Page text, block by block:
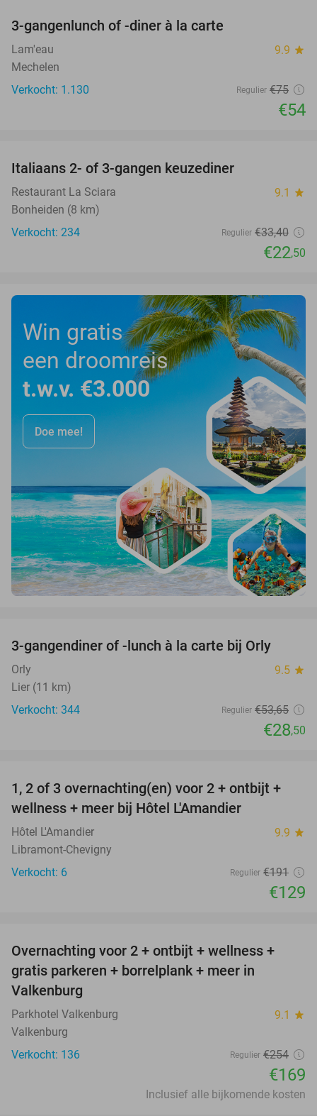
3-gangenlunch of -diner à la carte
Lam'eau 9.9 star
Mechelen
Verkocht: 1.130
Regulier €75
€54
Italiaans 2- of 3-gangen keuzediner
Restaurant La Sciara 9.1 star
Bonheiden (8 km)
Verkocht: 234
Regulier €33,40
€22,50
Win gratis
een droomreis
t.w.v. €3.000
Doe mee!
3-gangendiner of -lunch à la carte bij Orly
Orly 9.5 star
Lier (11 km)
Verkocht: 344
Regulier €53,65
€28,50
32%
TODAY
1, 2 of 3 overnachting(en) voor 2 + ontbijt +
wellness + meer bij Hôtel L'Amandier
Hôtel L'Amandier 9.9 star
Libramont-Chevigny
Verkocht: 6
Regulier €191
€129
33%
Overnachting voor 2 + ontbijt + wellness +
gratis parkeren + borrelplank + meer in
Valkenburg
Parkhotel Valkenburg 9.1 star
Valkenburg
Verkocht: 136
Regulier €254
€169
Inclusief alle bijkomende kosten